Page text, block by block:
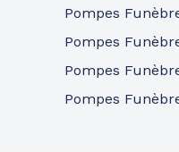
1 Avenue De
Consulter
Pompes
Pompes
Pompes
Pompes